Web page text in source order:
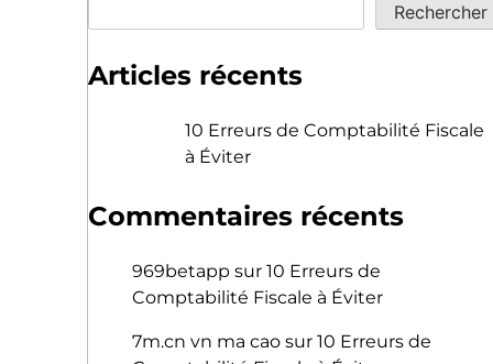
Rechercher
Articles récents
10 Erreurs de Comptabilité Fiscale
à Éviter
Commentaires récents
969betapp sur 10 Erreurs de
Comptabilité Fiscale à Éviter
7m.cn vn ma cao sur 10 Erreurs de